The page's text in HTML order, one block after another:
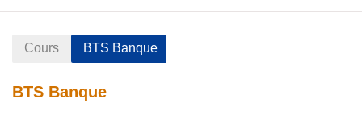
Cours BTS Banque
BTS Banque